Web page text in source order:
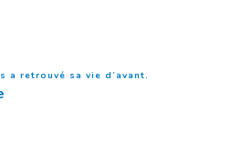
a retrouvé sa vie d’avant.